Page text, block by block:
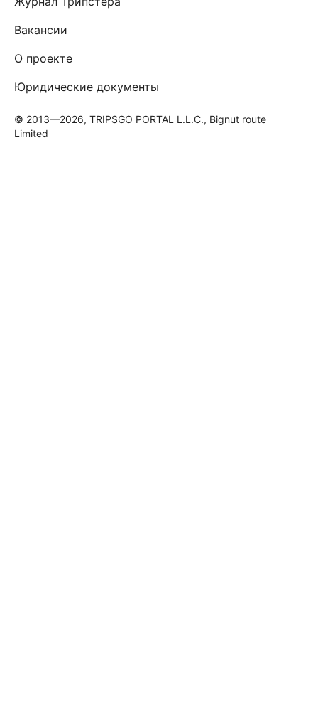
Вакансии
О проекте
Юридические документы
© 2013—2026, TRIPSGO PORTAL L.L.C., Bignut route
Limited